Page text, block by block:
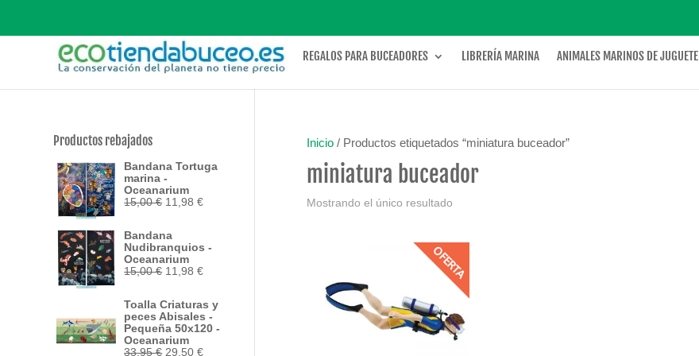
REGALOS PARA BUCEADORES LIBRERÍA MARINA ANIMALES MARINOS DE JUGUETE
Inicio / Productos etiquetados “miniatura buceador”
miniatura buceador
Mostrando el único resultado
OFERTA
Productos rebajados
Bandana Tortuga
marina -
Oceanarium
15,00€ El
era:
15,00 €.
11,98€El
11,98 €.
Bandana
Nudibranquios -
Oceanarium
15,00€ El
era:
15,00 €.
11,98€El
es:
11,98 €.
Toalla Criaturas y
peces Abisales -
Pequeña 50x120 -
Oceanarium
33,95€ El
29,50€El